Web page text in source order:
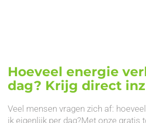
Hoeveel energie
dag? Krijg direct
Veel mensen vragen zich af:
ik eigenlijk per dag?Met onze gratis